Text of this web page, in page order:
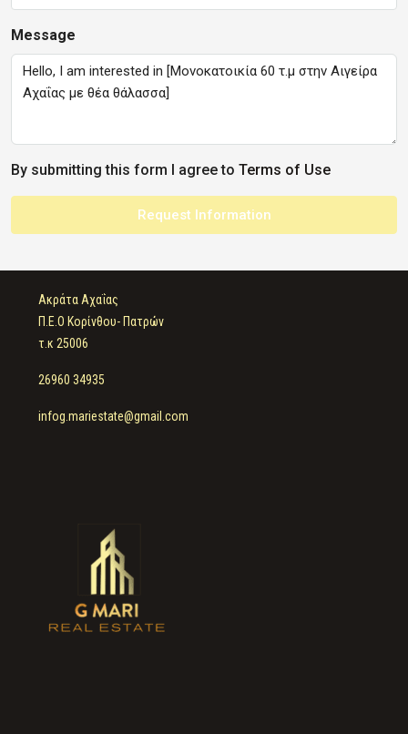
Message
By submitting this form I agree to Terms of Use
Request Information
Ακράτα Αχαΐας
Π.Ε.Ο Κορίνθου- Πατρών
τ.κ 25006
26960 34935
infog.mariestate@gmail.com